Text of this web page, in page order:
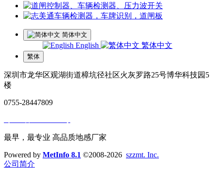
简体中文
English 繁体中文
繁体
深圳市龙华区观湖街道樟坑径社区火灰罗路25号博华科技园5
楼
0755-28447809
最早，最专业 高品质地感厂家
Powered by MetInfo 8.1 ©2008-2026 szzmt. Inc.
公司简介